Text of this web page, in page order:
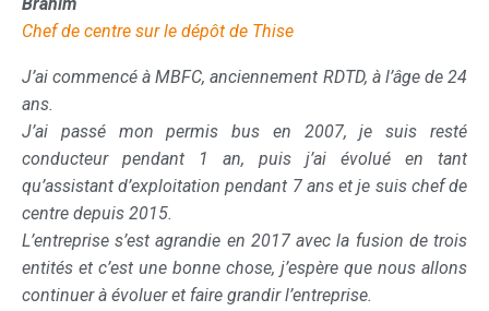
Amélie
Assistante d’exploitation sur le dépôt de Thise
Je suis arrivée chez MBFC le 6 février 2023.
Avant je travaillais dans le transport de voyageurs dans
l’urbain, je conduisais des bus, des trams, puis j’étais
également monitrice. Je recherchais un poste avec plus de
responsabilités, une bonne ambiance de travail et
compatible avec ma nouvelle vie de maman. Je suis
tombée par hasard sur cette annonce de recrutement pour
le poste d’assistant•e d’exploitation, le poste m’a semblé
intéressant, j’ai donc postulé.